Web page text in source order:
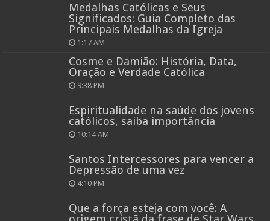
Medalhas Católicas e Seus
Significados: Guia Completo das
Principais Medalhas da Igreja
1:17 AM
Cosme e Damião: História, Data,
Oração e Verdade Católica
9:38 PM
Espiritualidade na saúde dos jovens
católicos, saiba importância
10:14 AM
Santos Intercessores para vencer a
Depressão de uma vez
4:10 PM
Que a força esteja com você: A